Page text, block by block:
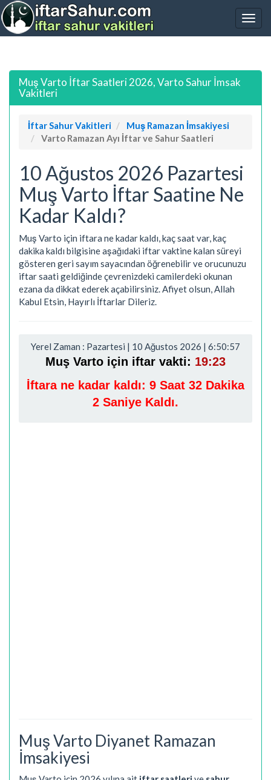
Muş Varto İftar Saatleri 2026, Varto Sahur İmsak
Vakitleri
İftar Sahur Vakitleri
Muş Ramazan İmsakiyesi
Varto Ramazan Ayı İftar ve Sahur Saatleri
10 Ağustos 2026 Pazartesi
Muş Varto İftar Saatine Ne
Kadar Kaldı?
Muş Varto için iftara ne kadar kaldı, kaç saat var, kaç
dakika kaldı bilgisine aşağıdaki iftar vaktine kalan süreyi
gösteren geri sayım sayacından öğrenebilir ve orucunuzu
iftar saati geldiğinde çevrenizdeki camilerdeki okunan
ezana da dikkat ederek açabilirsiniz. Afiyet olsun, Allah
Kabul Etsin, Hayırlı İftarlar Dileriz.
Yerel Zaman : Pazartesi | 10 Ağustos 2026 | 6:50:58
Muş Varto için iftar vakti: 19:23
İftara ne kadar kaldı: 9 Saat 32 Dakika
1 Saniye Kaldı.
Muş Varto Diyanet Ramazan
İmsakiyesi